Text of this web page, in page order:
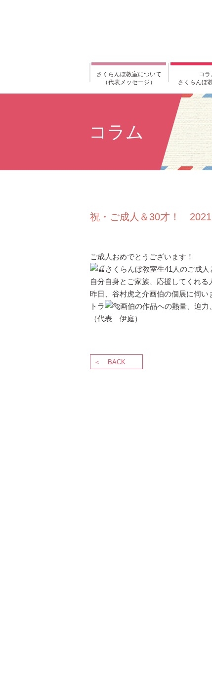
さくらんぼ教室について
（代表メッセージ）
コラ
さくらんぼ
コラム
祝・ご成人＆30才！
ご成人おめでとうございます！
さくらんぼ教室生41人のご成
自分自身とご家族、応援してくれる
昨日、谷村虎之介画伯の個展に伺い
トラ
画伯の作品への熱量、迫
（代表 伊庭）
BACK